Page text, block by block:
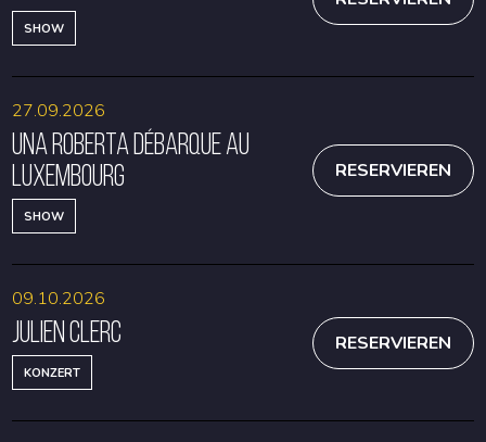
SHOW
Una Roberta débarque au
Luxembourg
SHOW
27.09.2026
RESERVIEREN
Julien Clerc
KONZERT
09.10.2026
RESERVIEREN